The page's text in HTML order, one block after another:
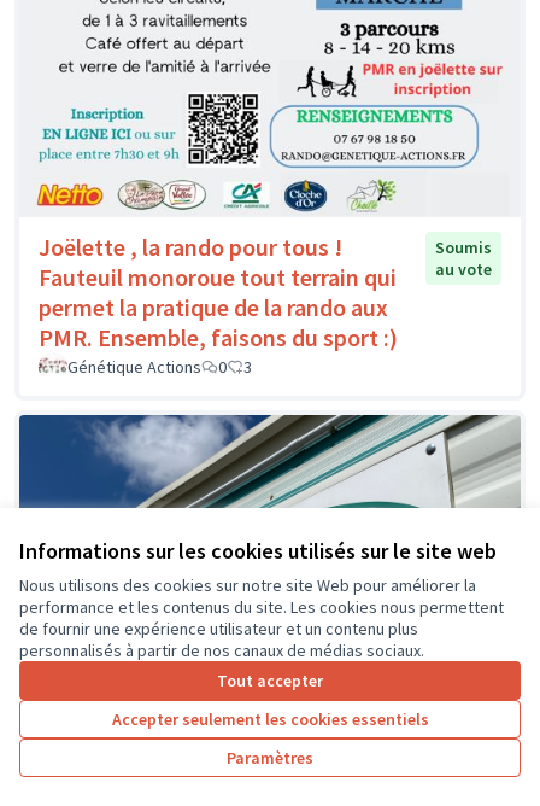
Informations sur les cookies utilisés sur le site web
Nous utilisons des cookies sur notre site Web pour améliorer la
performance et les contenus du site. Les cookies nous permettent
de fournir une expérience utilisateur et un contenu plus
personnalisés à partir de nos canaux de médias sociaux.
Tout accepter
Accepter seulement les cookies essentiels
Paramètres
Joëlette , la rando pour tous !
Fauteuil monoroue tout terrain qui
permet la pratique de la rando aux
PMR. Ensemble, faisons du sport :)
Soumis
au vote
Génétique Actions 0 3